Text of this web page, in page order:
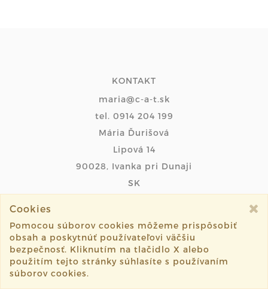
KONTAKT
maria@c-a-t.sk
tel. 0914 204 199
Mária Ďurišová
Lipová 14
90028, Ivanka pri Dunaji
SK
OBCHODNÉ PODMIENKY
PODMIENKY PLATOBNEJ BRÁNY
Cookies
Pomocou súborov cookies môžeme prispôsobiť
obsah a poskytnúť používateľovi väčšiu
bezpečnosť. Kliknutím na tlačidlo X alebo
použitím tejto stránky súhlasíte s používaním
súborov cookies.